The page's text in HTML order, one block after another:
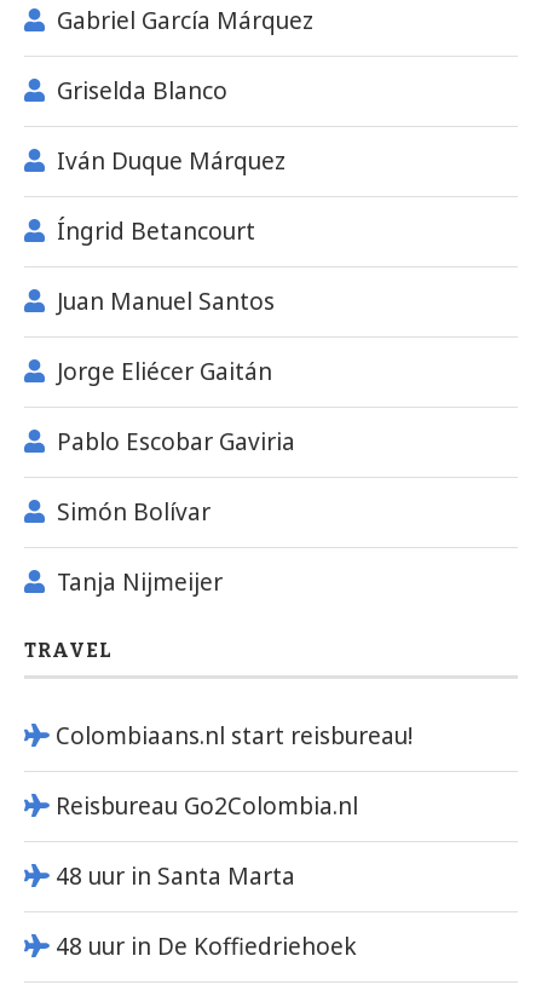
Gabriel García Márquez
Griselda Blanco
Iván Duque Márquez
Íngrid Betancourt
Juan Manuel Santos
Jorge Eliécer Gaitán
Pablo Escobar Gaviria
Simón Bolívar
Tanja Nijmeijer
TRAVEL
Colombiaans.nl start reisbureau!
Reisbureau Go2Colombia.nl
48 uur in Santa Marta
48 uur in De Koffiedriehoek